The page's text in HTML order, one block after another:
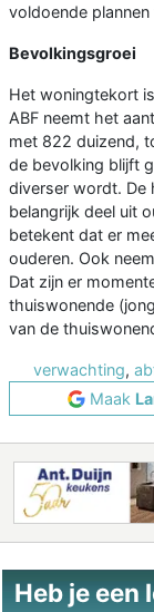
voldoende
Bevolkingsgroei
Het woningtekort
ABF neemt het
met 822 duizend,
de bevolking blijft
diverser wordt. De
belangrijk deel uit
betekent dat er
ouderen. Ook
Dat zijn er
thuiswonende
van de
verwachting,
Maak
Heb je een